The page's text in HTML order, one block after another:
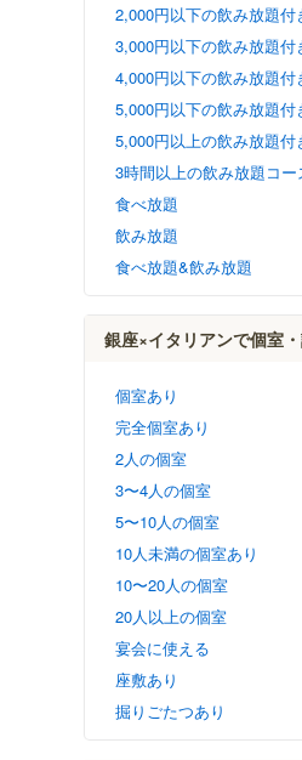
2,000円以下の飲み放題付
3,000円以下の飲み放題付
4,000円以下の飲み放題付
5,000円以下の飲み放題付
5,000円以上の飲み放題付
3時間以上の飲み放題コー
食べ放題
飲み放題
食べ放題&飲み放題
銀座×イタリアンで個室
個室あり
完全個室あり
2人の個室
3〜4人の個室
5〜10人の個室
10人未満の個室あり
10〜20人の個室
20人以上の個室
宴会に使える
座敷あり
掘りごたつあり